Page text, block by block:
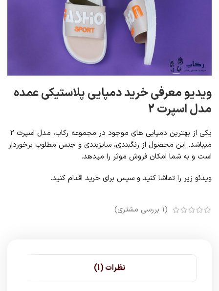
ویدیو معرفی خرید دمپایی پلاستیکی عمده
مدل اسپرت 2
یکی از بهترین دمپایی های موجود در مجموعه رکاب، مدل اسپرت 2
میباشد. این محصول از رنگبندی، سایزبندی و جنس مطلوب برخوردار
است و به شما امکان فروش موثر را میدهد.
ویدئو زیر را تماشا کنید و سپس برای خرید اقدام کنید.
(
1 بررسی مشتری)
نظرات (1)